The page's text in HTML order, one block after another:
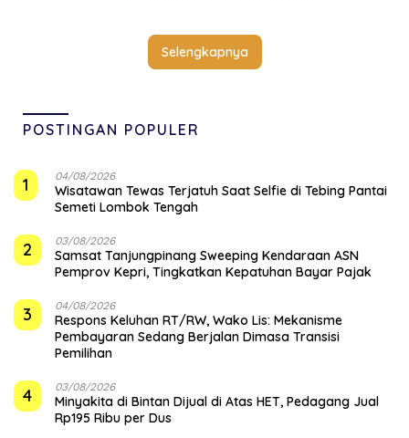
Selengkapnya
POSTINGAN POPULER
1 04/08/2026
Wisatawan Tewas Terjatuh Saat Selfie di Tebing Pantai
Semeti Lombok Tengah
2 03/08/2026
Samsat Tanjungpinang Sweeping Kendaraan ASN
Pemprov Kepri, Tingkatkan Kepatuhan Bayar Pajak
3 04/08/2026
‎Respons Keluhan RT/RW, Wako Lis: Mekanisme
Pembayaran Sedang Berjalan Dimasa Transisi
Pemilihan
4 03/08/2026
Minyakita di Bintan Dijual di Atas HET, Pedagang Jual
Rp195 Ribu per Dus